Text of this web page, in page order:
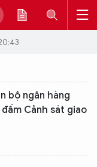
bộ ngân hàng
Cảnh sát giao